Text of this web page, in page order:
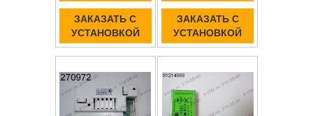
ЗАКАЗАТЬ С
УСТАНОВКОЙ
ЗАКАЗАТЬ С
УСТАНОВКОЙ